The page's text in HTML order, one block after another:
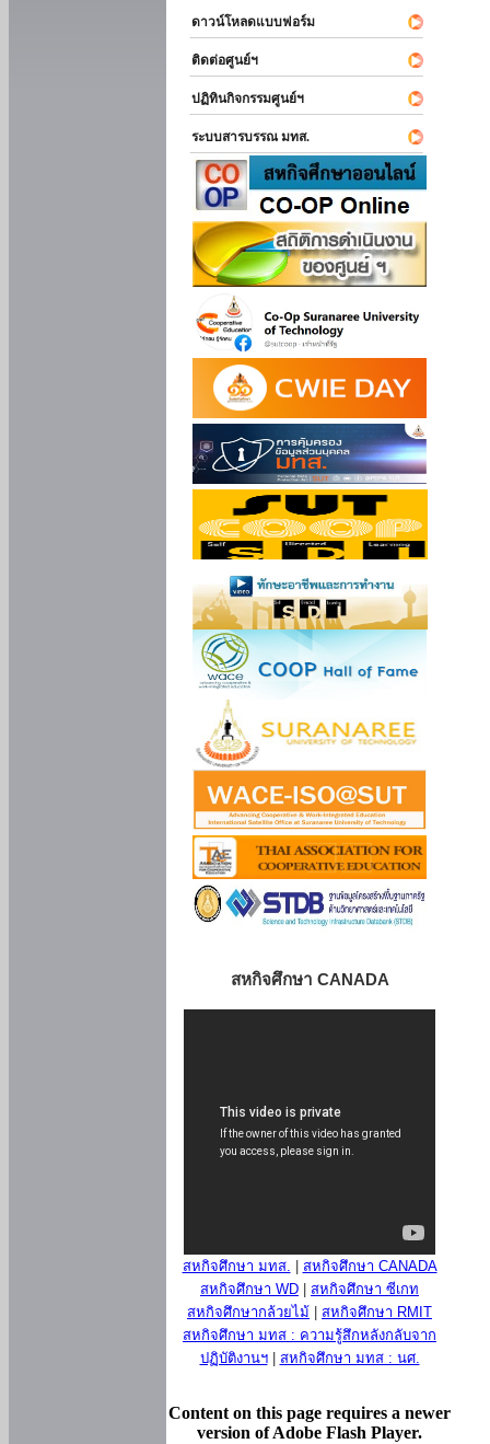
ดาวน์โหลดแบบฟอร์ม
ติดต่อศูนย์ฯ
ปฏิทินกิจกรรมศูนย์ฯ
ระบบสารบรรณ มทส.
สหกิจศึกษา CANADA
สหกิจศึกษา มทส.
สหกิจศึกษา CANADA
สหกิจศึกษา WD
สหกิจศึกษา ซีเกท
สหกิจศึกษากล้วยไม้
สหกิจศึกษา RMIT
สหกิจศึกษา มทส : ความรู้สึกหลังกลับจาก
ปฏิบัติงานฯ| สหกิจศึกษา มทส : นศ.
Content on this page requires a newer
version of Adobe Flash Player.